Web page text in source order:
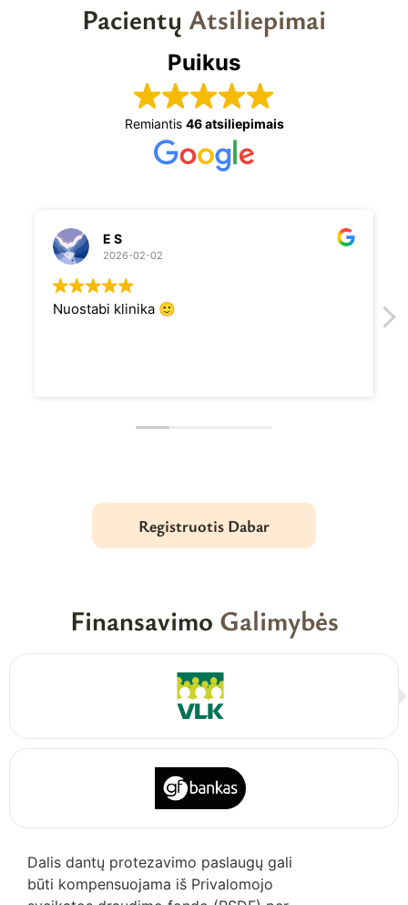
Pacientų Atsiliepimai
Puikus
Remiantis 46 atsiliepimais
E S
2026-02-02
Nuostabi klinika 🙂
Registruotis Dabar
Finansavimo Galimybės
Dalis dantų protezavimo paslaugų gali
būti kompensuojama iš Privalomojo